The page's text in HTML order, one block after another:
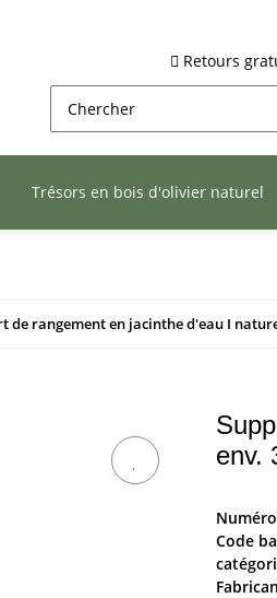
Retours
Trésors en bois d'olivier naturel
de rangement en jacinthe d'eau I
env.
Code